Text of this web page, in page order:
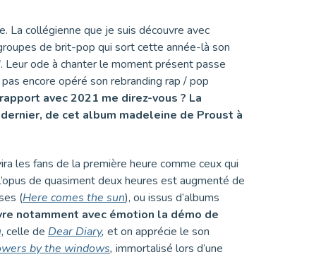
La collégienne que je suis découvre avec
de brit-pop qui sort cette année-là son
. Leur ode à chanter le moment présent passe
pas encore opéré son rebranding rap / pop
avec 2021 me direz-vous ? La
de cet album madeleine de Proust à
les fans de la première heure comme ceux qui
de quasiment deux heures est augmenté de
(Here comes the sun), ou issus d’albums
notamment avec émotion la démo de
, celle de Dear Diary, et on apprécie le son
by the windows, immortalisé lors d’une